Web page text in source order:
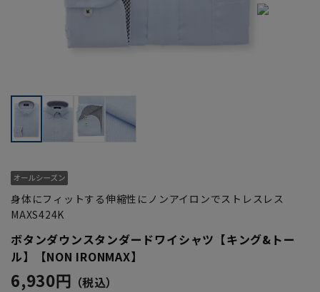
身体にフィットする伸縮性にノンアイロンでストレスレス
MAXS424K
ボタンダウンスタンダードワイシャツ【キング&トー
ル】【NON IRONMAX】
6,930円